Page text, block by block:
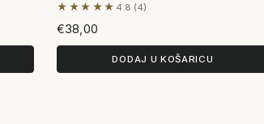
★★★★★ 4.8 (4)
Na temelju 4 recenzija
€38,00
DODAJ U KOŠARICU